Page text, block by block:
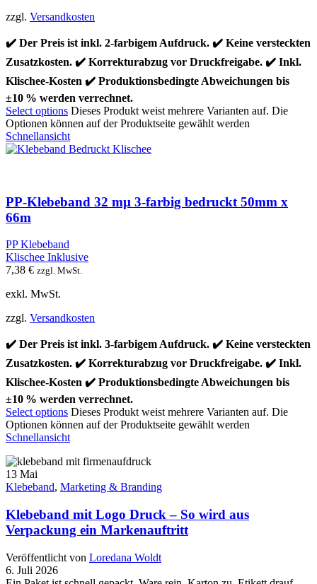
zzgl. Versandkosten
✔️ Der Preis ist inkl. 2-farbigem Aufdruck. ✔️ Keine versteckten
Zusatzkosten. ✔️ Korrekturabzug vor Druckfreigabe. ✔️ Inkl.
Klischee-Kosten ✔️ Produktionsbedingte Abweichungen bis
±10 % werden verrechnet.
Select options Dieses Produkt weist mehrere Varianten auf. Die
Optionen können auf der Produktseite gewählt werden
Schnellansicht
PP-Klebeband 32 mµ 3-farbig bedruckt 50mm x
66m
PP Klebeband
Klischee Inklusive
7,38 € zzgl. MwSt.
exkl. MwSt.
zzgl. Versandkosten
✔️ Der Preis ist inkl. 3-farbigem Aufdruck. ✔️ Keine versteckten
Zusatzkosten. ✔️ Korrekturabzug vor Druckfreigabe. ✔️ Inkl.
Klischee-Kosten ✔️ Produktionsbedingte Abweichungen bis
±10 % werden verrechnet.
Select options Dieses Produkt weist mehrere Varianten auf. Die
Optionen können auf der Produktseite gewählt werden
Schnellansicht
13 Mai
Klebeband, Marketing & Branding
Klebeband mit Logo Druck – So wird aus
Verpackung ein Markenauftritt
Veröffentlicht von Loredana Woldt
6. Juli 2026